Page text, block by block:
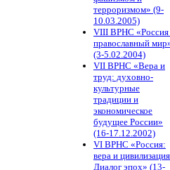
терроризмом» (9-
10.03.2005)
VIII ВРНС «Россия
православный
(3-5.02.2004)
VII ВРНС «Вера и
труд: духовно-
культурные
традиции и
экономическое
будущее России»
(16-17.12.2002)
VI ВРНС «Россия:
вера и
Диалог эпох» (13-